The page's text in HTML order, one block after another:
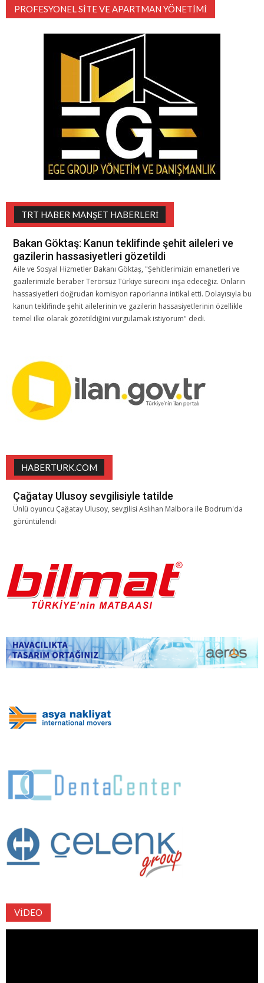
PROFESYONEL SITE VE APARTMAN YÖNETIMI
TRT HABER MANŞET HABERLERI
Bakan Göktaş: Kanun teklifinde şehit aileleri ve
gazilerin hassasiyetleri gözetildi
Aile ve Sosyal Hizmetler Bakanı Göktaş, "Şehitlerimizin emanetleri ve
gazilerimizle beraber Terörsüz Türkiye sürecini inşa edeceğiz. Onların
hassasiyetleri doğrudan komisyon raporlarına intikal etti. Dolayısıyla bu
kanun teklifinde şehit ailelerinin ve gazilerin hassasiyetlerinin özellikle
temel ilke olarak gözetildiğini vurgulamak istiyorum" dedi.
HABERTURK.COM
Çağatay Ulusoy sevgilisiyle tatilde
Ünlü oyuncu Çağatay Ulusoy, sevgilisi Aslıhan Malbora ile Bodrum'da
görüntülendi
VIDEO